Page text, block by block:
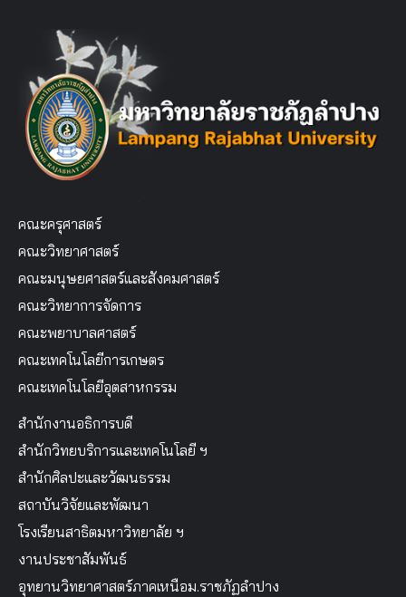
คณะครุศาสตร์
คณะวิทยาศาสตร์
คณะมนุษยศาสตร์และสังคมศาสตร์
คณะวิทยาการจัดการ
คณะพยาบาลศาสตร์
คณะเทคโนโลยีการเกษตร
คณะเทคโนโลยีอุตสาหกรรม
สำนักงานอธิการบดี
สำนักวิทยบริการและเทคโนโลยี ฯ
สำนักศิลปะและวัฒนธรรม
สถาบันวิจัยและพัฒนา
โรงเรียนสาธิตมหาวิทยาลัย ฯ
งานประชาสัมพันธ์
อุทยานวิทยาศาสตร์ภาคเหนือม.ราชภัฏลำปาง